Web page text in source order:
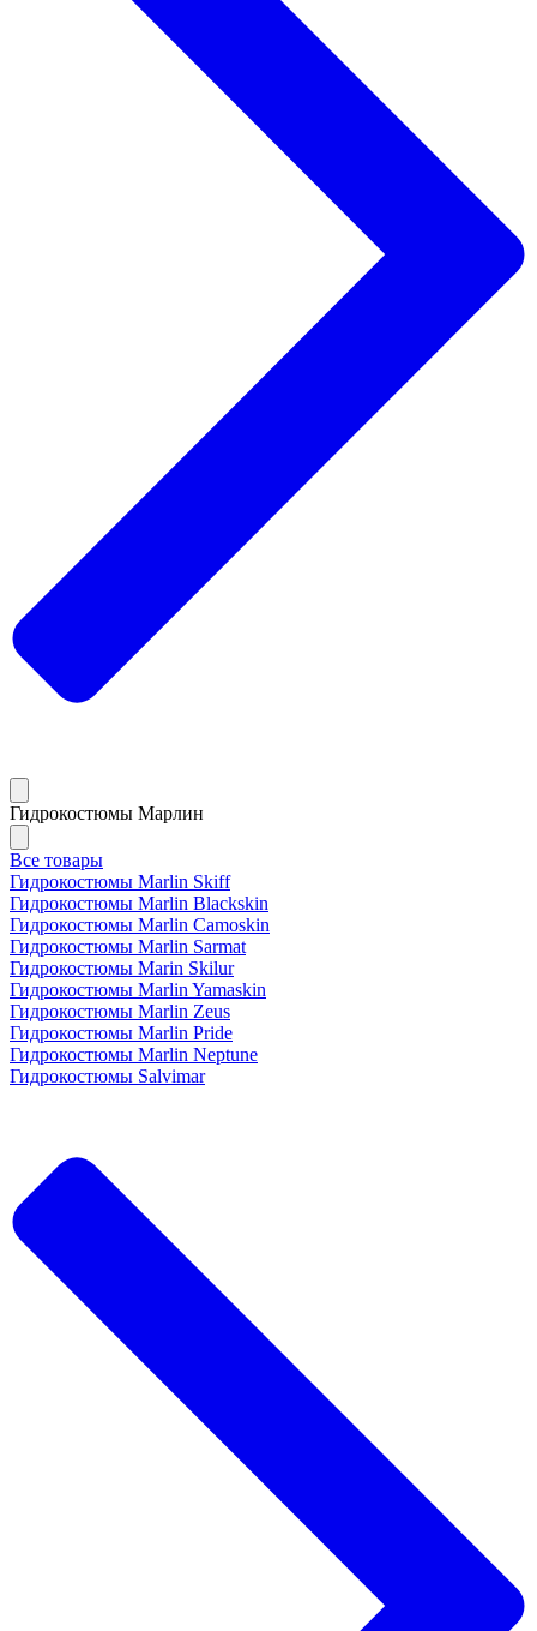
Гидрокостюмы Марлин
Все товары
Гидрокостюмы Marlin Skiff
Гидрокостюмы Marlin Blackskin
Гидрокостюмы Marlin Camoskin
Гидрокостюмы Marlin Sarmat
Гидрокостюмы Marin Skilur
Гидрокостюмы Marlin Yamaskin
Гидрокостюмы Marlin Zeus
Гидрокостюмы Marlin Pride
Гидрокостюмы Marlin Neptune
Гидрокостюмы Salvimar